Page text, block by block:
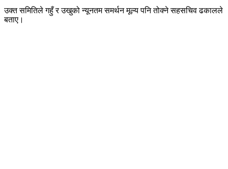
उक्त समितिले गहुँ र उखुको न्यूनतम समर्थन मूल्य पनि तोक्ने सहसचिव ढकालले
बताए।